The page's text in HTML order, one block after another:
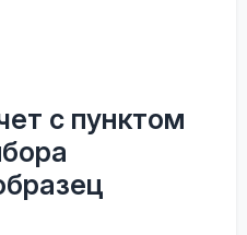
с пунктом